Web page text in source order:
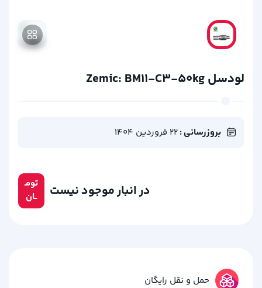
لودسل Zemic: BM11-C3-50kg
بروزرسانی :22 فروردین 1404
تومـ
ــان
در انبار موجود نیست
حمل و نقل رایگان